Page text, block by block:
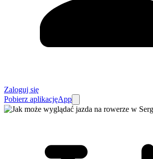
Zaloguj się
Pobierz aplikacjęApp